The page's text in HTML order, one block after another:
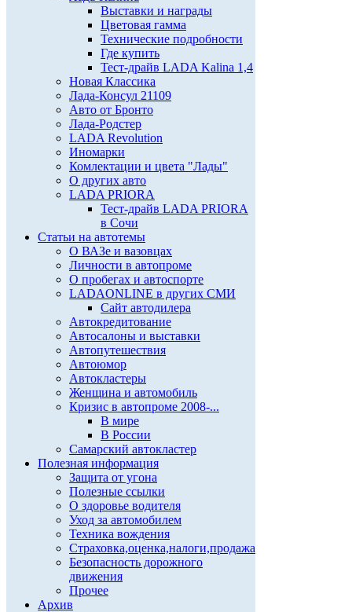
Выставки и награды
Цветовая гамма
Технические подробности
Где купить
Тест-драйв LADA Kalina 1,4
Новая Классика
Лада-Консул 21109
Авто от Бронто
Лада-Родстер
LADA Revolution
Иномарки
Комлектации и цвета "Лады"
О других авто
LADA PRIORA
Тест-драйв LADA PRIORA
в Сочи
Статьи на автотемы
О ВАЗе и вазовцах
Личности в автопроме
О пробегах и автоспорте
LADAONLINE в других СМИ
Сайт автодилера
Автокредитование
Автосалоны и выставки
Автопутешествия
Автоюмор
Автокластеры
Женщина и автомобиль
Кризис в автопроме 2008-...
В мире
В России
Самарский автокластер
Полезная информация
Защита от угона
Полезные ссылки
О здоровье водителя
Уход за автомобилем
Техника вождения
Страховка,оценка,налоги,продажа
Безопасность дорожного
движения
Прочее
Архив